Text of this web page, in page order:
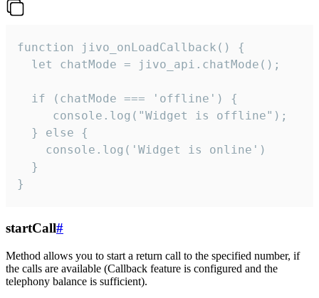
function jivo_onLoadCallback() {
  let chatMode = jivo_api.chatMode();
  if (chatMode === 'offline') {
     console.log("Widget is offline");
  } else {
    console.log('Widget is online')
  }
}
startCall#
Method allows you to start a return call to the specified number, if
the calls are available (Callback feature is configured and the
telephony balance is sufficient).